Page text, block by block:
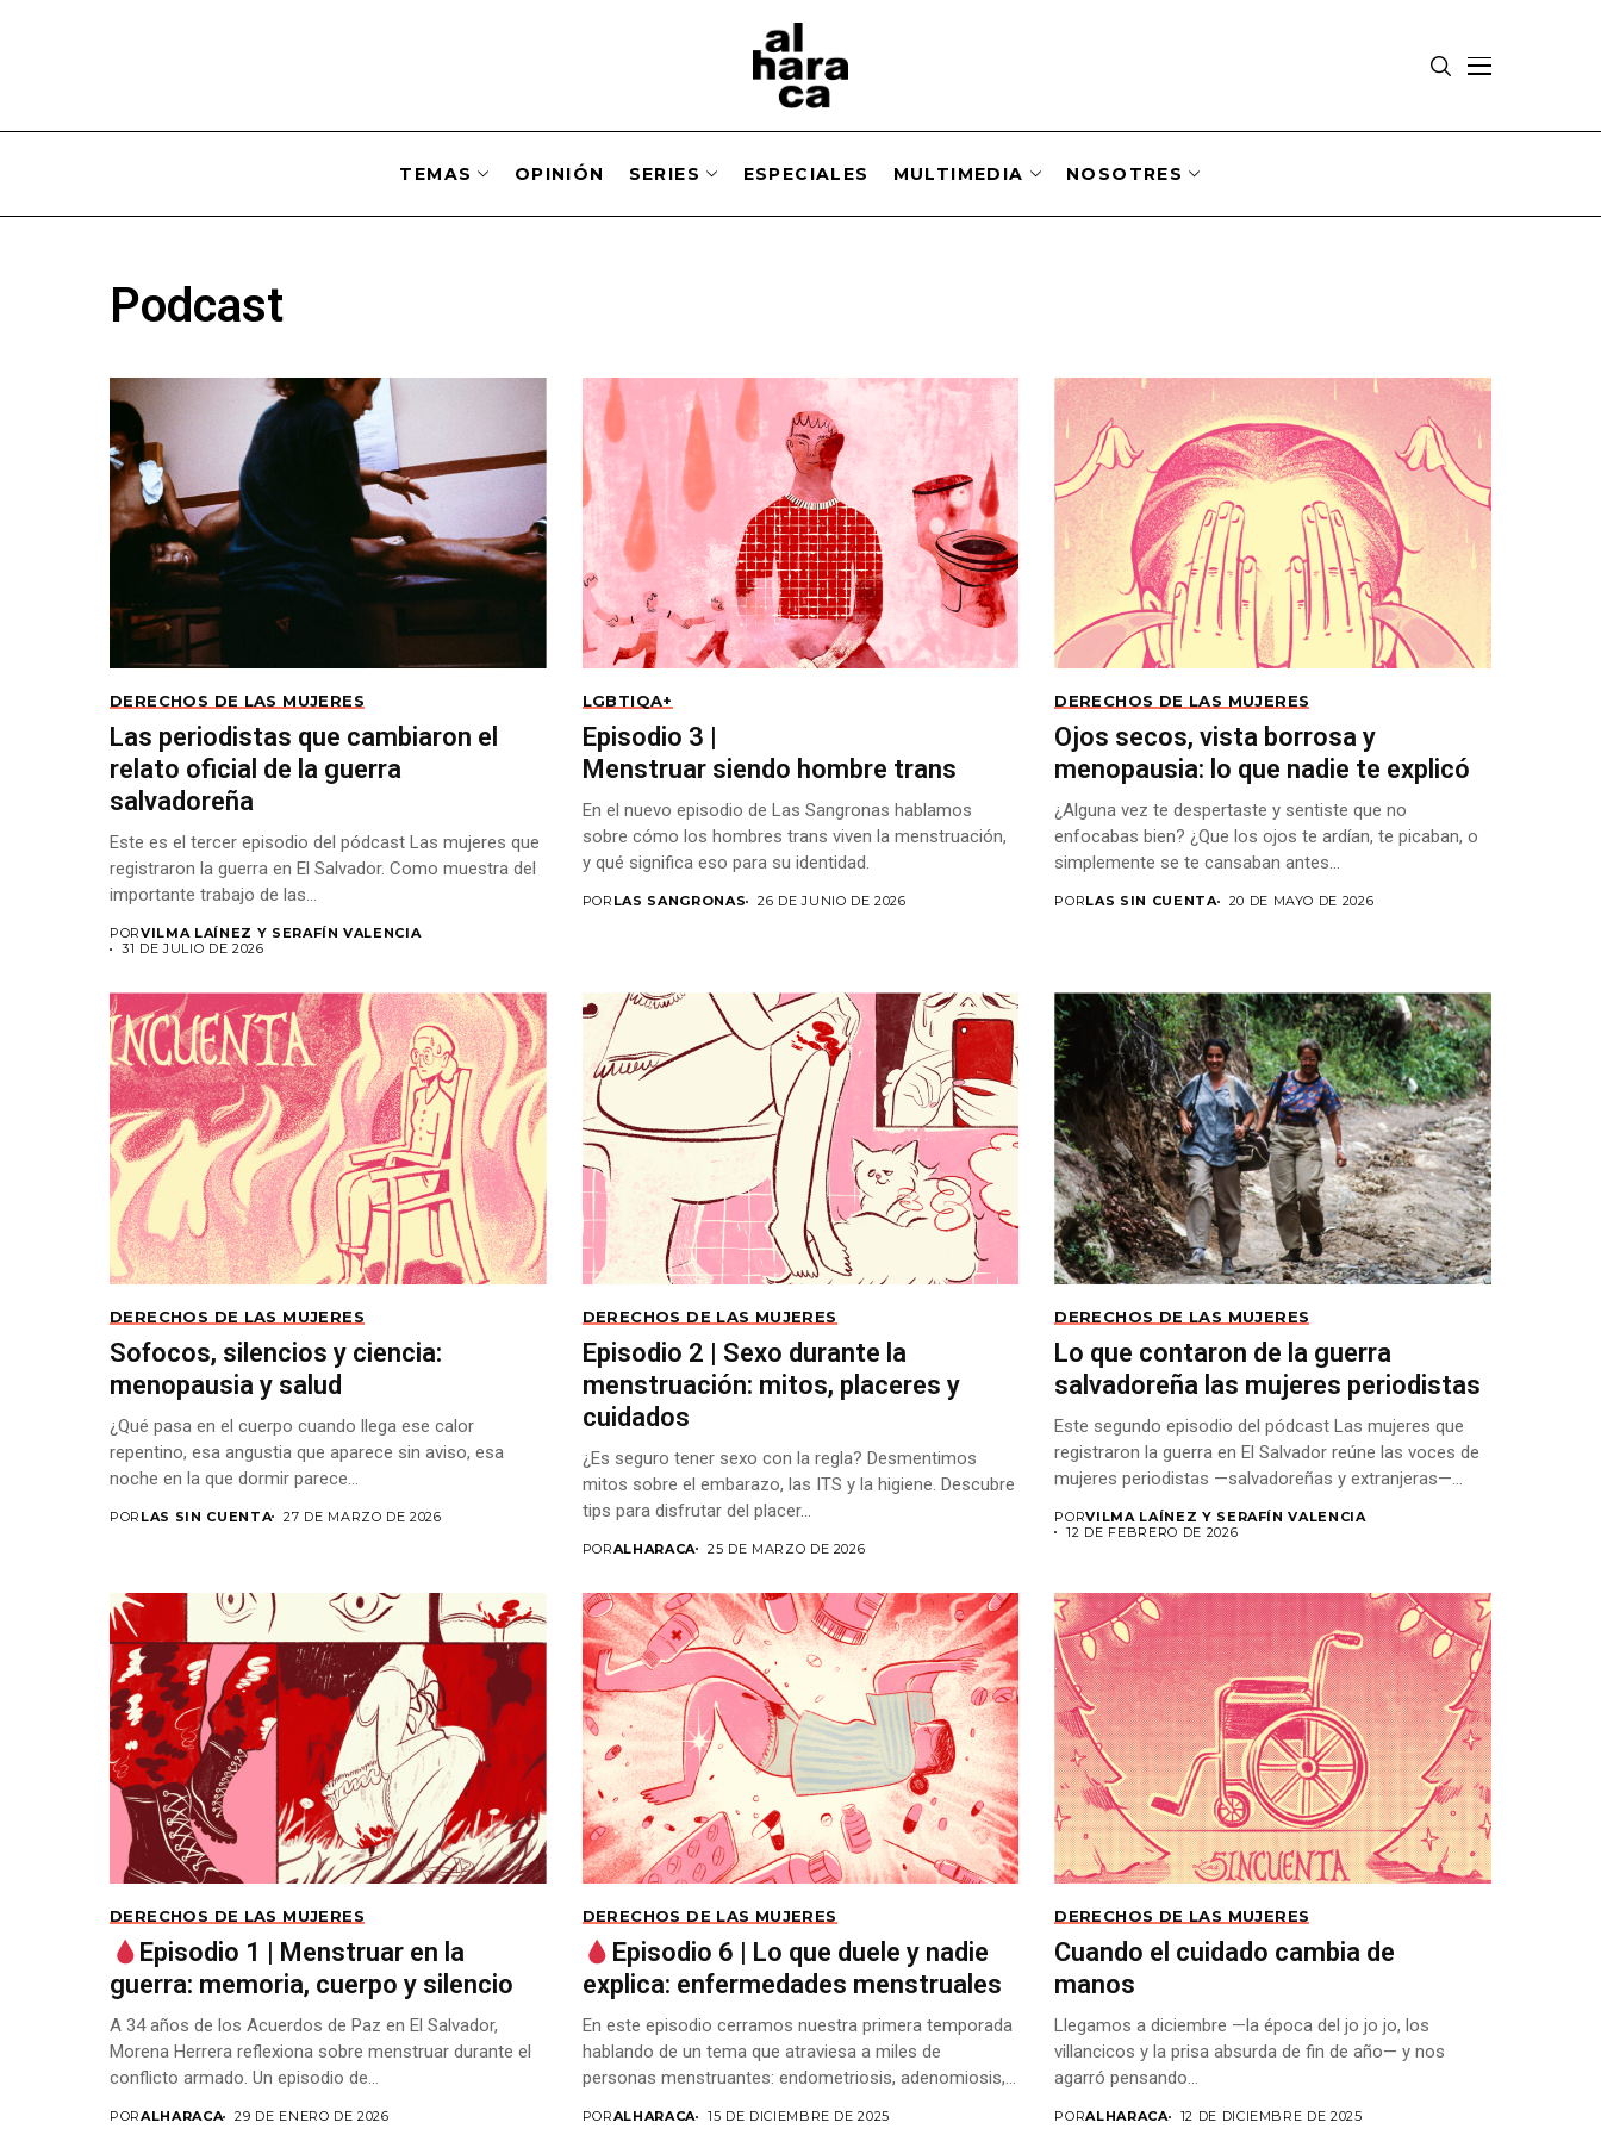
TEMAS OPINIÓN SERIES ESPECIALES MULTIMEDIA NOSOTRES
Podcast
DERECHOS DE LAS MUJERES
Las periodistas que cambiaron el
relato oficial de la guerra
salvadoreña
Este es el tercer episodio del pódcast Las mujeres que
registraron la guerra en El Salvador. Como muestra del
importante trabajo de las...
PORVILMA LAÍNEZ Y SERAFÍN VALENCIA
31 DE JULIO DE 2026
LGBTIQA+
Episodio 3 |
Menstruar siendo hombre trans
En el nuevo episodio de Las Sangronas hablamos
sobre cómo los hombres trans viven la menstruación,
y qué significa eso para su identidad.
POR LAS SANGRONAS 26 DE JUNIO DE 2026
DERECHOS DE LAS MUJERES
Ojos secos, vista borrosa y
menopausia: lo que nadie te explicó
¿Alguna vez te despertaste y sentiste que no
enfocabas bien? ¿Que los ojos te ardían, te picaban, o
simplemente se te cansaban antes...
PORLAS SIN CUENTA 20 DE MAYO DE 2026
DERECHOS DE LAS MUJERES
Sofocos, silencios y ciencia:
menopausia y salud
¿Qué pasa en el cuerpo cuando llega ese calor
repentino, esa angustia que aparece sin aviso, esa
noche en la que dormir parece...
POR LAS SIN CUENTA 27 DE MARZO DE 2026
DERECHOS DE LAS MUJERES
Episodio 2 | Sexo durante la
menstruación: mitos, placeres y
cuidados
¿Es seguro tener sexo con la regla? Desmentimos
mitos sobre el embarazo, las ITS y la higiene. Descubre
tips para disfrutar del placer...
PORALHARACA 25 DE MARZO DE 2026
DERECHOS DE LAS MUJERES
Lo que contaron de la guerra
salvadoreña las mujeres periodistas
Este segundo episodio del pódcast Las mujeres que
registraron la guerra en El Salvador reúne las voces de
mujeres periodistas —salvadoreñas y extranjeras—...
PORVILMA LAÍNEZ Y SERAFÍN VALENCIA
12 DE FEBRERO DE 2026
DERECHOS DE LAS MUJERES
Episodio 1 | Menstruar en la
guerra: memoria, cuerpo y silencio
A 34 años de los Acuerdos de Paz en El Salvador,
Morena Herrera reflexiona sobre menstruar durante el
conflicto armado. Un episodio de...
PORALHARACA 29 DE ENERO DE 2026
DERECHOS DE LAS MUJERES
Episodio 6 | Lo que duele y nadie
explica: enfermedades menstruales
En este episodio cerramos nuestra primera temporada
hablando de un tema que atraviesa a miles de
personas menstruantes: endometriosis, adenomiosis,
PORALHARACA 15 DE DICIEMBRE DE 2025
DERECHOS DE LAS MUJERES
Cuando el cuidado cambia de
manos
Llegamos a diciembre —la época del jo jo jo, los
villancicos y la prisa absurda de fin de año— y nos
agarró pensando...
PORALHARACA 12 DE DICIEMBRE DE 2025